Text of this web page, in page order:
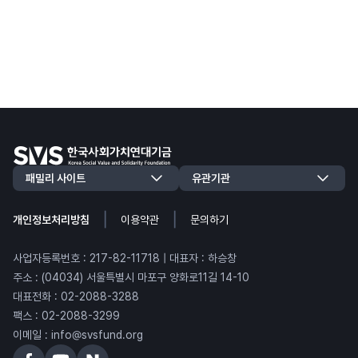
개인정보처리방침 이용약관 문의하기
사업자등록번호 : 217-82-11718 | 대표자 : 하승창
주소 : (04034) 서울특별시 마포구 양화로11길 14-10
대표전화 : 02-2088-3288
팩스 : 02-2088-3299
이메일 : info@svsfund.org